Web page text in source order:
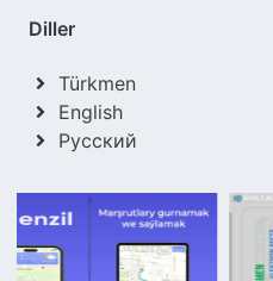
Diller
Türkmen
English
Русский